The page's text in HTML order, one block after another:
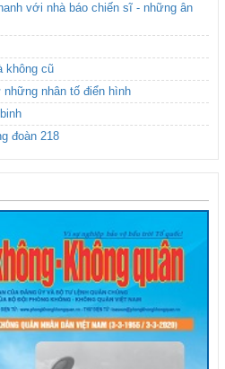
với nhà báo chiến sĩ - những ân
không cũ
nhân tố điển hình
đoàn 218